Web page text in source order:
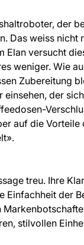
der
Das weiss nicht
Elan versucht
weniger. Wie
Zubereitung
der
auf die Vorteile
treu. Ihre
Einfachheit der
stilvollen